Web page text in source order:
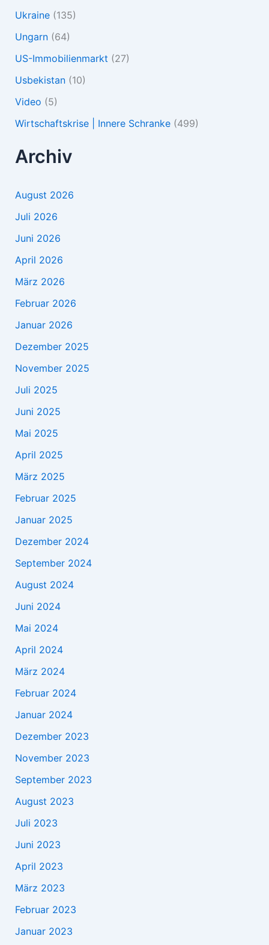
Ukraine(135)
Ungarn(64)
US-Immobilienmarkt (27)
Usbekistan(10)
Video (5)
Wirtschaftskrise | Innere Schranke(499)
Archiv
August 2026
Juli 2026
Juni 2026
April 2026
März 2026
Februar 2026
Januar 2026
Dezember 2025
November 2025
Juli 2025
Juni 2025
Mai 2025
April 2025
März 2025
Februar 2025
Januar 2025
Dezember 2024
September 2024
August 2024
Juni 2024
Mai 2024
April 2024
März 2024
Februar 2024
Januar 2024
Dezember 2023
November 2023
September 2023
August 2023
Juli 2023
Juni 2023
April 2023
März 2023
Februar 2023
Januar 2023